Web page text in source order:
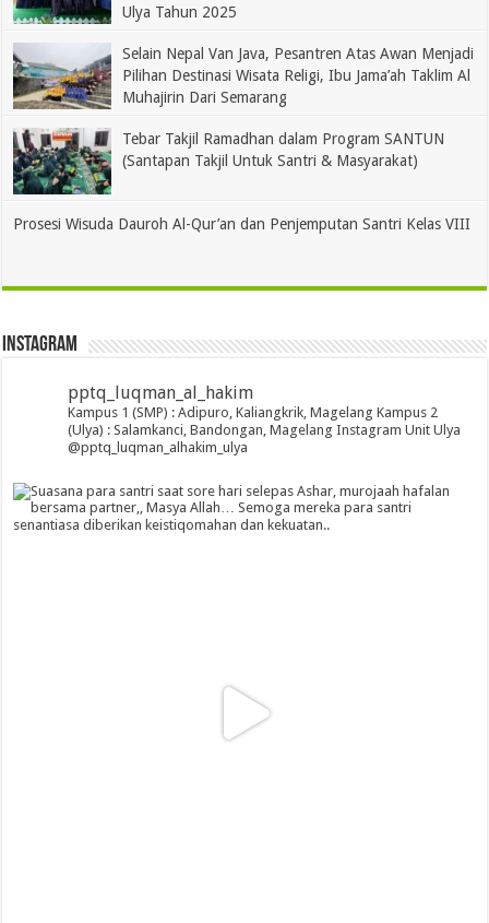
Ulya Tahun 2025
Selain Nepal Van Java, Pesantren Atas Awan Menjadi
Pilihan Destinasi Wisata Religi, Ibu Jama’ah Taklim Al
Muhajirin Dari Semarang
Tebar Takjil Ramadhan dalam Program SANTUN
(Santapan Takjil Untuk Santri & Masyarakat)
Prosesi Wisuda Dauroh Al-Qur’an dan Penjemputan Santri Kelas VIII
Instagram
pptq_luqman_al_hakim
Kampus 1 (SMP) : Adipuro, Kaliangkrik, Magelang Kampus 2
(Ulya) : Salamkanci, Bandongan, Magelang Instagram Unit Ulya
@pptq_luqman_alhakim_ulya